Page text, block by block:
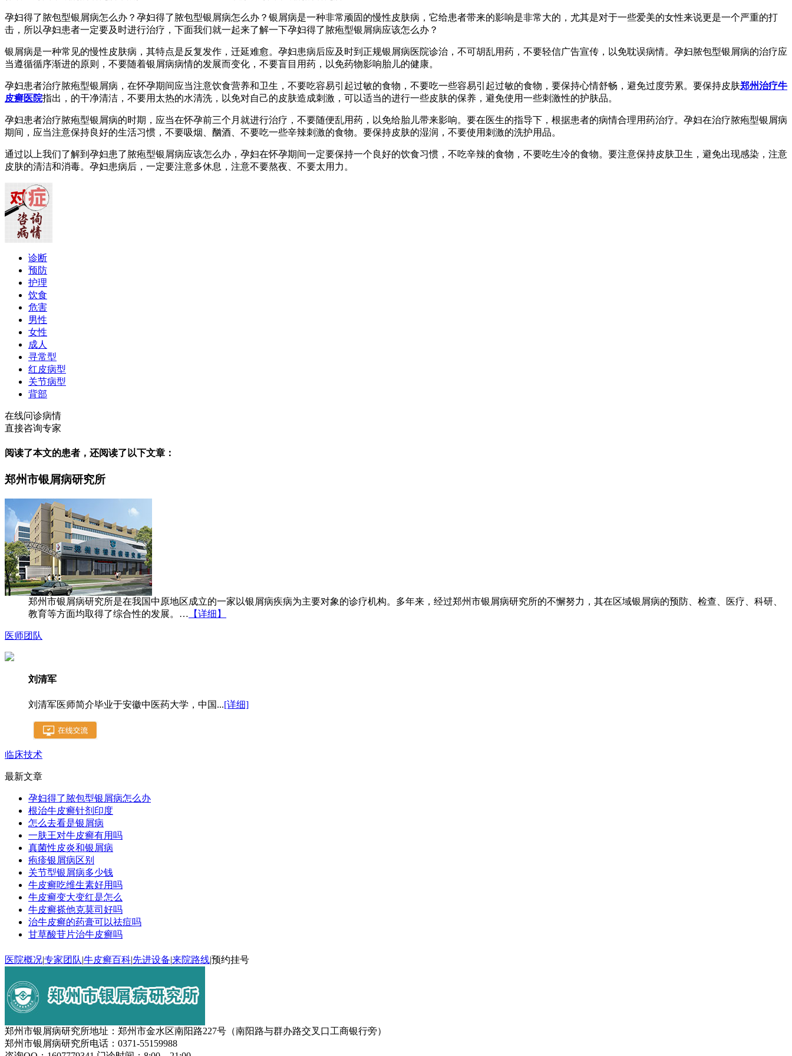
孕妇得了脓包型银屑病怎么办？孕妇得了脓包型银屑病怎么办？银屑病是一种非常顽固的慢性皮肤病，它给患者带来的影响是非常大的，尤其是对于一些爱美的女性来说更是一个严重的打
击，所以孕妇患者一定要及时进行治疗，下面我们就一起来了解一下孕妇得了脓疱型银屑病应该怎么办？
银屑病是一种常见的慢性皮肤病，其特点是反复发作，迁延难愈。孕妇患病后应及时到正规银屑病医院诊治，不可胡乱用药，不要轻信广告宣传，以免耽误病情。孕妇脓包型银屑病的治疗应
当遵循循序渐进的原则，不要随着银屑病病情的发展而变化，不要盲目用药，以免药物影响胎儿的健康。
孕妇患者治疗脓疱型银屑病，在怀孕期间应当注意饮食营养和卫生，不要吃容易引起过敏的食物，不要吃一些容易引起过敏的食物，要保持心情舒畅，避免过度劳累。要保持皮肤郑州治疗牛
皮癣医院指出，的干净清洁，不要用太热的水清洗，以免对自己的皮肤造成刺激，可以适当的进行一些皮肤的保养，避免使用一些刺激性的护肤品。
孕妇患者治疗脓疱型银屑病的时期，应当在怀孕前三个月就进行治疗，不要随便乱用药，以免给胎儿带来影响。要在医生的指导下，根据患者的病情合理用药治疗。孕妇在治疗脓疱型银屑病
期间，应当注意保持良好的生活习惯，不要吸烟、酗酒、不要吃一些辛辣刺激的食物。要保持皮肤的湿润，不要使用刺激的洗护用品。
通过以上我们了解到孕妇患了脓疱型银屑病应该怎么办，孕妇在怀孕期间一定要保持一个良好的饮食习惯，不吃辛辣的食物，不要吃生冷的食物。要注意保持皮肤卫生，避免出现感染，注意
皮肤的清洁和消毒。孕妇患病后，一定要注意多休息，注意不要熬夜、不要太用力。
诊断
预防
护理
饮食
危害
男性
女性
成人
寻常型
红皮病型
关节病型
背部
在线问诊病情
直接咨询专家
阅读了本文的患者，还阅读了以下文章：
郑州市银屑病研究所
郑州市银屑病研究所是在我国中原地区成立的一家以银屑病疾病为主要对象的诊疗机构。多年来，经过郑州市银屑病研究所的不懈努力，其在区域银屑病的预防、检查、医疗、科研、
教育等方面均取得了综合性的发展。… 【详细】
医师团队
刘清军
刘清军医师简介毕业于安徽中医药大学，中国...[详细]
临床技术
最新文章
孕妇得了脓包型银屑病怎么办
根治牛皮癣针剂印度
怎么去看是银屑病
一肤王对牛皮癣有用吗
真菌性皮炎和银屑病
疱疹银屑病区别
关节型银屑病多少钱
牛皮癣吃维生素好用吗
牛皮癣变大变红是怎么
牛皮癣搽他克莫司好吗
治牛皮癣的药膏可以祛痘吗
甘草酸苷片治牛皮癣吗
医院概况|专家团队|牛皮癣百科|先进设备|来院路线|预约挂号
郑州市银屑病研究所地址：郑州市金水区南阳路227号（南阳路与群办路交叉口工商银行旁）
郑州市银屑病研究所电话：0371-55159988